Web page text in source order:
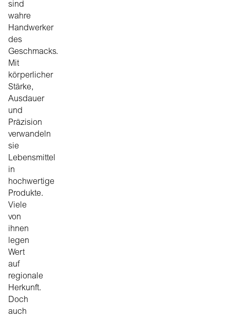
sind
wahre
Handwerker
des
Geschmacks.
Mit
körperlicher
Stärke,
Ausdauer
und
Präzision
verwandeln
sie
Lebensmittel
in
hochwertige
Produkte.
Viele
von
ihnen
legen
Wert
auf
regionale
Herkunft.
Doch
auch